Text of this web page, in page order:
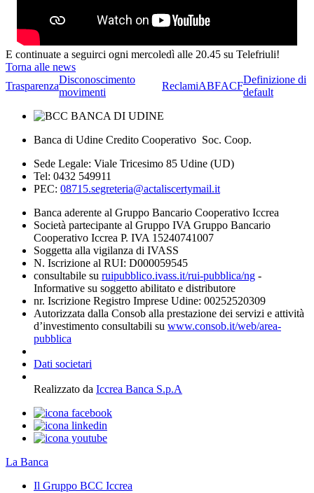
E continuate a seguirci ogni mercoledì alle 20.45 su Telefriuli!
Torna alle news
Trasparenza
Disconoscimento
movimenti
ReclamiABFACF
Definizione di
default
Banca di Udine Credito Cooperativo Soc. Coop.
Sede Legale: Viale Tricesimo 85 Udine (UD)
Tel: 0432 549911
PEC: 08715.segreteria@actaliscertymail.it
Banca aderente al Gruppo Bancario Cooperativo Iccrea
Società partecipante al Gruppo IVA Gruppo Bancario
Cooperativo Iccrea P. IVA 15240741007
Soggetta alla vigilanza di IVASS
N. Iscrizione al RUI: D000059545
consultabile su ruipubblico.ivass.it/rui-pubblica/ng -
Informative su soggetto abilitato e distributore
nr. Iscrizione Registro Imprese Udine: 00252520309
Autorizzata dalla Consob alla prestazione dei servizi e attività
d’investimento consultabili su www.consob.it/web/area-
pubblica
Dati societari
Realizzato da Iccrea Banca S.p.A
La Banca
Il Gruppo BCC Iccrea